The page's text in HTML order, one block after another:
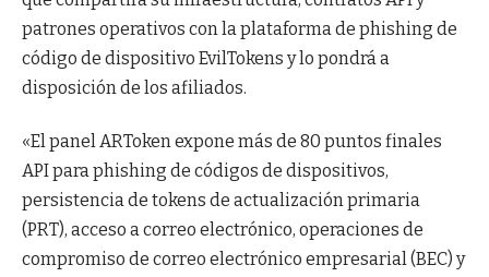
patrones operativos con la plataforma de phishing de
código de dispositivo EvilTokens y lo pondrá a
disposición de los afiliados.
«El panel ARToken expone más de 80 puntos finales
API para phishing de códigos de dispositivos,
persistencia de tokens de actualización primaria
(PRT), acceso a correo electrónico, operaciones de
compromiso de correo electrónico empresarial (BEC) y